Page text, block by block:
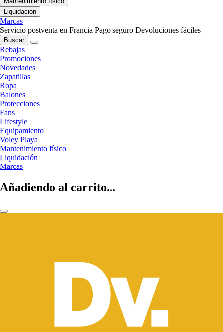
Liquidación
Marcas
Servicio postventa en Francia Pago seguro Devoluciones fáciles
Buscar
Rebajas
Promociones
Novedades
Zapatillas
Ropa
Balones
Protecciones
Fans
Lifestyle
Equipamiento
Voley Playa
Mantenimiento físico
Liquidación
Marcas
Añadiendo al carrito...